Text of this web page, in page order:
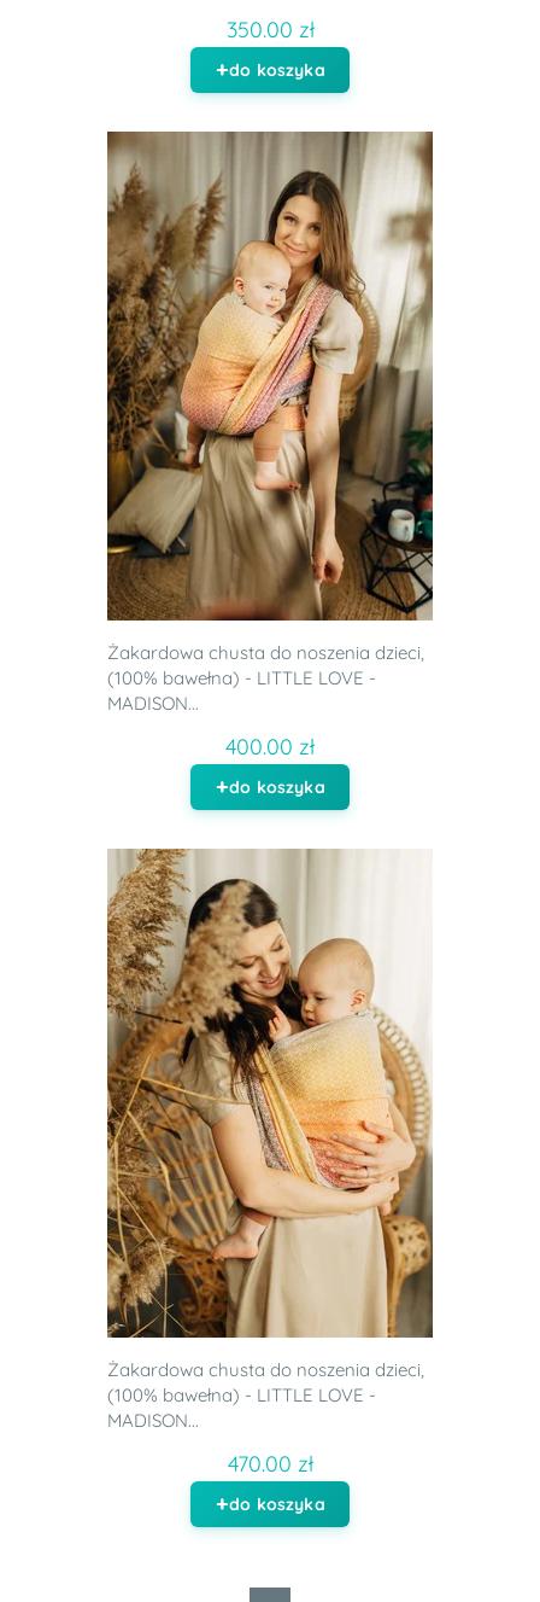
350.00 zł
do koszyka
Żakardowa chusta do noszenia dzieci,
(100% bawełna) - LITTLE LOVE -
MADISON...
400.00 zł
do koszyka
Żakardowa chusta do noszenia dzieci,
(100% bawełna) - LITTLE LOVE -
MADISON...
470.00 zł
do koszyka